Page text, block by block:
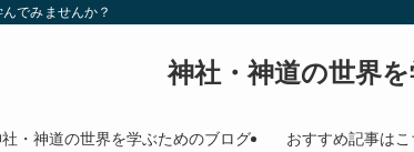
でみませんか？
神社・神道の世界
・神道の世界を学ぶためのブログ おすすめ記事はこ